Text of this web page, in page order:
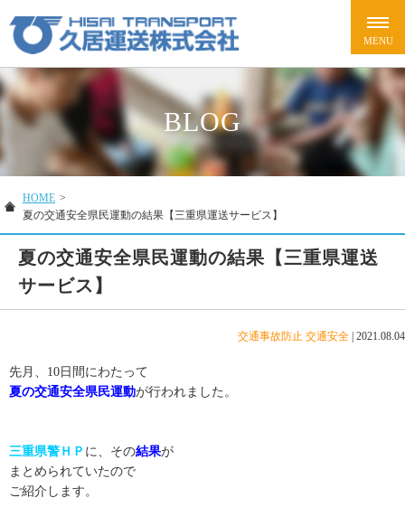
BLOG
HOME >
夏の交通安全県民運動の結果【三重県運送サービス】
夏の交通安全県民運動の結果【三重県運送
サービス】
交通事故防止 交通安全 2021.08.04
先月、10日間にわたって
夏の交通安全県民運動が行われました。
三重県警ＨＰ に、その結果が
まとめられていたので
ご紹介します。